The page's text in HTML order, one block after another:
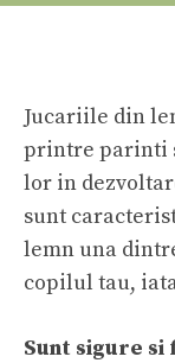
Jucariile din
printre parinti
lor in
sunt
lemn una
copilul tau,
Sunt sigure